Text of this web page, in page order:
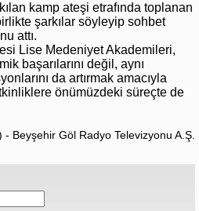
kamp ateşi etrafında toplanan
şarkılar söyleyip sohbet
attı.
Lise Medeniyet Akademileri,
başarılarını değil, aynı
da artırmak amacıyla
önümüzdeki süreçte de
- Beyşehir Göl Radyo Televizyonu A.Ş.